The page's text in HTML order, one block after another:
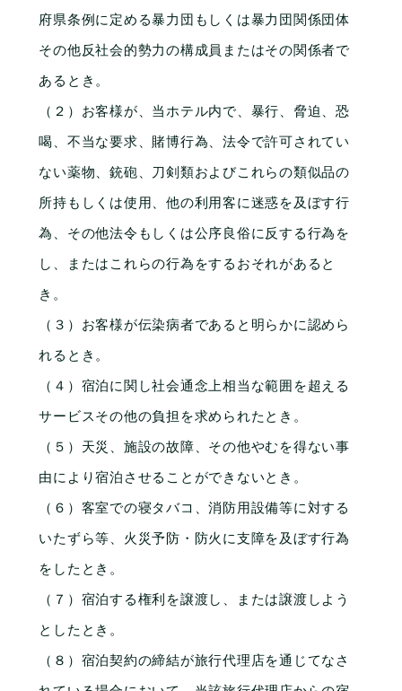
お電話
府県条例に定める暴力団もしくは暴力団関係団体
その他反社会的勢力の構成員またはその関係者で
あるとき。
（２）お客様が、当ホテル内で、暴行、脅迫、恐
喝、不当な要求、賭博行為、法令で許可されてい
ない薬物、銃砲、刀剣類およびこれらの類似品の
所持もしくは使用、他の利用客に迷惑を及ぼす行
為、その他法令もしくは公序良俗に反する行為を
し、またはこれらの行為をするおそれがあると
き。
（３）お客様が伝染病者であると明らかに認めら
れるとき。
（４）宿泊に関し社会通念上相当な範囲を超える
サービスその他の負担を求められたとき。
（５）天災、施設の故障、その他やむを得ない事
由により宿泊させることができないとき。
（６）客室での寝タバコ、消防用設備等に対する
いたずら等、火災予防・防火に支障を及ぼす行為
をしたとき。
（７）宿泊する権利を譲渡し、または譲渡しよう
としたとき。
（８）宿泊契約の締結が旅行代理店を通じてなさ